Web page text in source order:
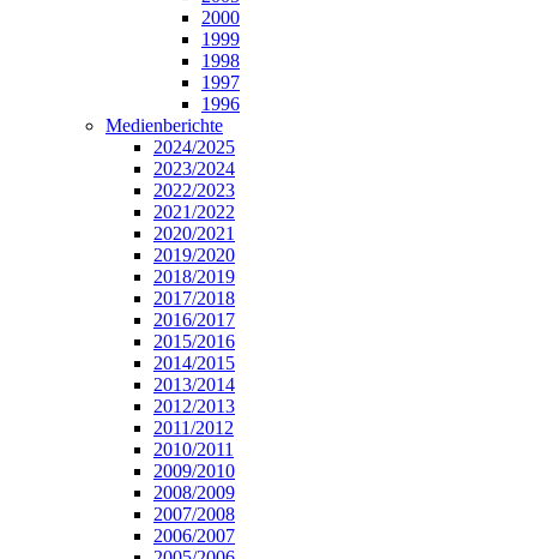
2000
1999
1998
1997
1996
Medienberichte
2024/2025
2023/2024
2022/2023
2021/2022
2020/2021
2019/2020
2018/2019
2017/2018
2016/2017
2015/2016
2014/2015
2013/2014
2012/2013
2011/2012
2010/2011
2009/2010
2008/2009
2007/2008
2006/2007